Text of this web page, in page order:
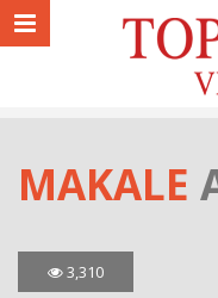
MAKALE
3,310